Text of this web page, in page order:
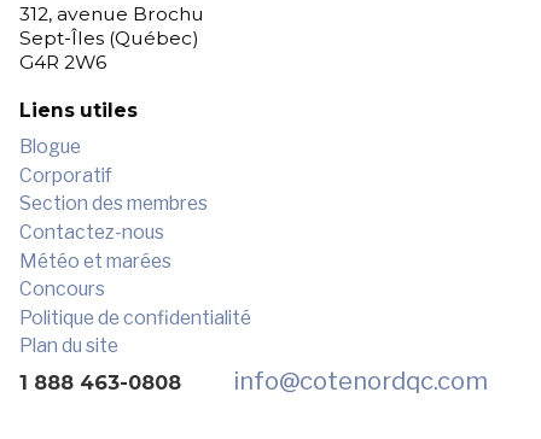
312, avenue Brochu
Sept-Îles (Québec)
G4R 2W6
Liens utiles
Blogue
Corporatif
Section des membres
Contactez-nous
Météo et marées
Concours
Politique de confidentialité
Plan du site
1 888 463-0808 info@cotenordqc.com